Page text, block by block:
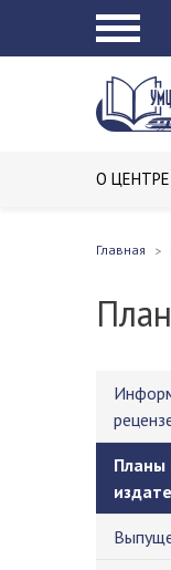
О ЦЕНТРЕ
Главная
Планы